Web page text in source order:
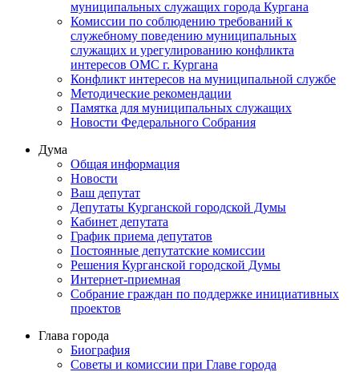
муниципальных служащих города Кургана
Комиссии по соблюдению требований к
служебному поведению муниципальных
служащих и урегулированию конфликта
интересов ОМС г. Кургана
Конфликт интересов на муниципальной службе
Методические рекомендации
Памятка для муниципальных служащих
Новости Федерального Cобрания
Дума
Общая информация
Новости
Ваш депутат
Депутаты Курганской городской Думы
Кабинет депутата
График приема депутатов
Постоянные депутатские комиссии
Решения Курганской городской Думы
Интернет-приемная
Собрание граждан по поддержке инициативных
проектов
Глава города
Биография
Советы и комиссии при Главе города